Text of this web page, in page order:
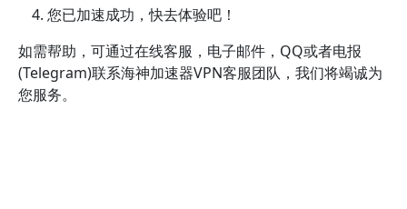
您已加速成功，快去体验吧！
如需帮助，可通过在线客服，电子邮件，QQ或者电报
(Telegram)联系海神加速器VPN客服团队，我们将竭诚为
您服务。